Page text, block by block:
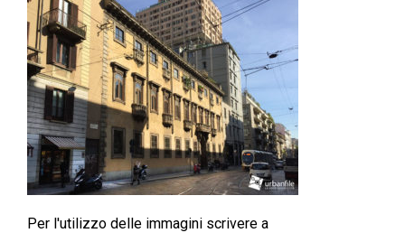
Per l'utilizzo delle immagini scrivere a